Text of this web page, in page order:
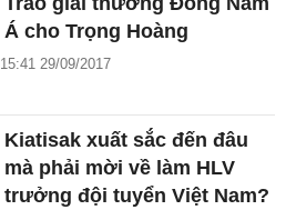
Á cho Trọng Hoàng
15:41 29/09/2017
Kiatisak xuất sắc đến đâu
mà phải mời về làm HLV
trưởng đội tuyển Việt Nam?